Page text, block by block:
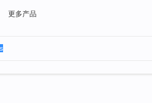
更多产品